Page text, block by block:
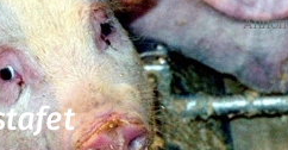
81ledige stillinger